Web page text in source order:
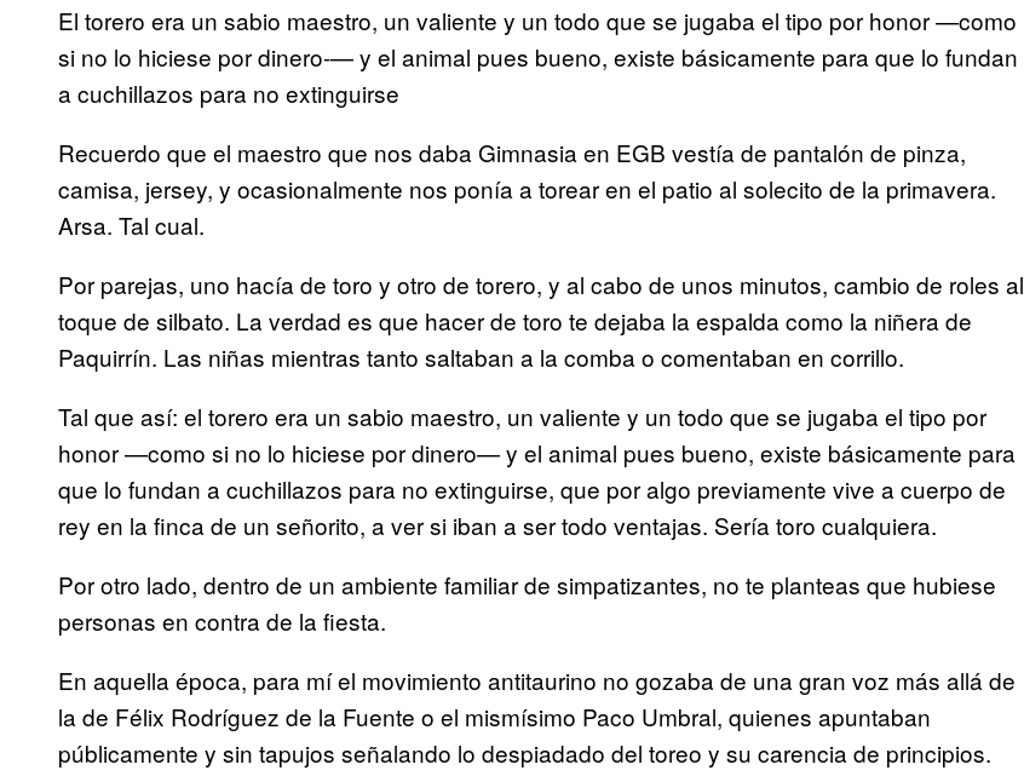
El torero era un sabio maestro, un valiente y un todo que se jugaba el tipo por honor —como
si no lo hiciese por dinero-— y el animal pues bueno, existe básicamente para que lo fundan
a cuchillazos para no extinguirse
Recuerdo que el maestro que nos daba Gimnasia en EGB vestía de pantalón de pinza,
camisa, jersey, y ocasionalmente nos ponía a torear en el patio al solecito de la primavera.
Arsa. Tal cual.
Por parejas, uno hacía de toro y otro de torero, y al cabo de unos minutos, cambio de roles al
toque de silbato. La verdad es que hacer de toro te dejaba la espalda como la niñera de
Paquirrín. Las niñas mientras tanto saltaban a la comba o comentaban en corrillo.
Tal que así: el torero era un sabio maestro, un valiente y un todo que se jugaba el tipo por
honor —como si no lo hiciese por dinero— y el animal pues bueno, existe básicamente para
que lo fundan a cuchillazos para no extinguirse, que por algo previamente vive a cuerpo de
rey en la finca de un señorito, a ver si iban a ser todo ventajas. Sería toro cualquiera.
Por otro lado, dentro de un ambiente familiar de simpatizantes, no te planteas que hubiese
personas en contra de la fiesta.
En aquella época, para mí el movimiento antitaurino no gozaba de una gran voz más allá de
la de Félix Rodríguez de la Fuente o el mismísimo Paco Umbral, quienes apuntaban
públicamente y sin tapujos señalando lo despiadado del toreo y su carencia de principios.